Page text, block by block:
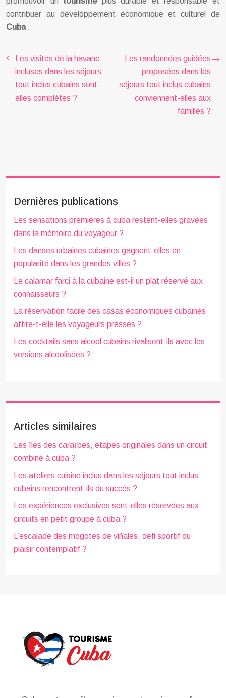
contribuer au développement économique et culturel de
Cuba .
Les visites de la havane
incluses dans les séjours
tout inclus cubains sont-
elles complètes ?
Les randonnées guidées
proposées dans les
séjours tout inclus cubains
conviennent-elles aux
familles ?
Dernières publications
Les sensations premières à cuba restent-elles gravées
dans la mémoire du voyageur ?
Les danses urbaines cubaines gagnent-elles en
popularité dans les grandes villes ?
Le calamar farci à la cubaine est-il un plat réservé aux
connaisseurs ?
La réservation facile des casas économiques cubaines
attire-t-elle les voyageurs pressés ?
Les cocktails sans alcool cubains rivalisent-ils avec les
versions alcoolisées ?
Articles similaires
Les îles des caraïbes, étapes originales dans un circuit
combiné à cuba ?
Les ateliers cuisine inclus dans les séjours tout inclus
cubains rencontrent-ils du succès ?
Les expériences exclusives sont-elles réservées aux
circuits en petit groupe à cuba ?
L’escalade des mogotes de viñales, défi sportif ou
plaisir contemplatif ?